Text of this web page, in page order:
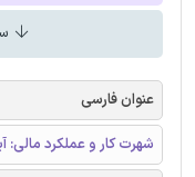
عنوان فارسی
شهرت کار و عملکرد مالی: